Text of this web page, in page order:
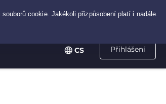
Přihlášení
CS